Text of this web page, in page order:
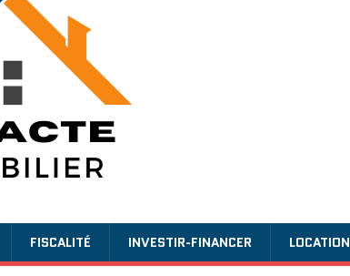
FISCALITÉ INVESTIR-FINANCER LOCATION